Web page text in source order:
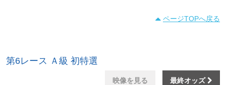
ページTOPへ戻る
第6レース Ａ級 初特選
映像を見る 最終オッズ